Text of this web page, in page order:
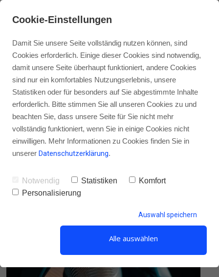
Heute lasse ich die Hosen runter
– Mein Beitrag zur Blogparade
Cookie-Einstellungen
Damit Sie unsere Seite vollständig nutzen können, sind
Cookies erforderlich. Einige dieser Cookies sind notwendig,
damit unsere Seite überhaupt funktioniert, andere Cookies
sind nur ein komfortables Nutzungserlebnis, unsere
Statistiken oder für besonders auf Sie abgestimmte Inhalte
erforderlich. Bitte stimmen Sie all unseren Cookies zu und
beachten Sie, dass unsere Seite für Sie nicht mehr
vollständig funktioniert, wenn Sie in einige Cookies nicht
einwilligen. Mehr Informationen zu Cookies finden Sie in
unserer Datenschutzerklärung.
Notwendig Statistiken
Komfort
Personalisierung
Auswahl speichern
Alle auswählen